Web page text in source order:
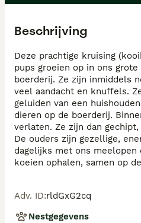
Beschrijving
Deze prachtige kruising
pups groeien op in ons
boerderij. Ze zijn inmiddels
veel aandacht en knuffels.
geluiden van een
dieren op de boerderij.
verlaten. Ze zijn dan
De ouders zijn gezellige,
dagelijks met ons meelopen
koeien ophalen, samen op
worden de pups 45 a 55 cm
hebben kom gerust
Adv. ID:rldGxG2cq
Nestgegevens